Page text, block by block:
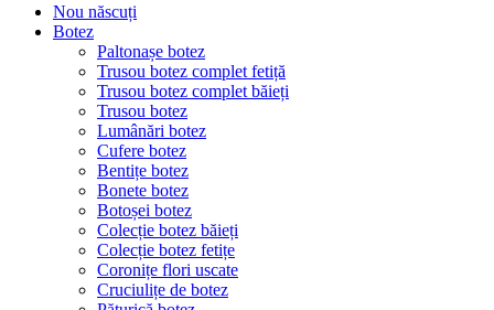
Nou născuți
Botez
Paltonașe botez
Trusou botez complet fetiță
Trusou botez complet băieți
Trusou botez
Lumânări botez
Cufere botez
Bentițe botez
Bonete botez
Botoșei botez
Colecție botez băieți
Colecție botez fetițe
Coronițe flori uscate
Cruciulițe de botez